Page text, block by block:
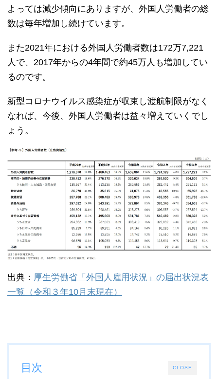
よっては減少傾向にありますが、外国人労働者の総
数は毎年増加し続けています。
また2021年における外国人労働者数は172万7,221
人で、2017年からの4年間で約45万人も増加してい
るのです。
新型コロナウイルス感染症が収束し渡航制限がなく
なれば、今後、外国人労働者は益々増えていくでし
ょう。
出典： 厚生労働省「外国人雇用状況」の届出状況表
一覧（令和３年10月末現在）
CLOSE
目次